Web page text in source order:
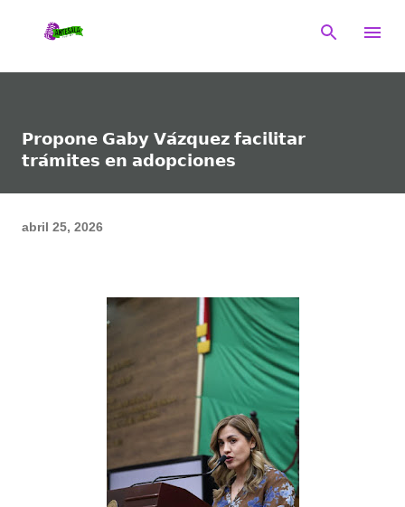
𝗣𝗿𝗼𝗽𝗼𝗻𝗲 𝗚𝗮𝗯𝘆 𝗩𝗮́𝘇𝗾𝘂𝗲𝘇 𝗳𝗮𝗰𝗶𝗹𝗶𝘁𝗮𝗿
𝘁𝗿𝗮́𝗺𝗶𝘁𝗲𝘀 𝗲𝗻 𝗮𝗱𝗼𝗽𝗰𝗶𝗼𝗻𝗲𝘀
abril 25, 2026